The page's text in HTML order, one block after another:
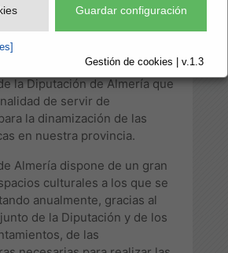
Guardar configuración
Gestión de cookies | v.1.3
Escénicos de la
ECPA en sus siglas; es
la Diputación de Almería que
de servir de
la dinamización de las
en nuestra provincia.
Almería dispone de un gran
culturales a los que se
anualmente, gracias al
de la Diputación y de los
de las